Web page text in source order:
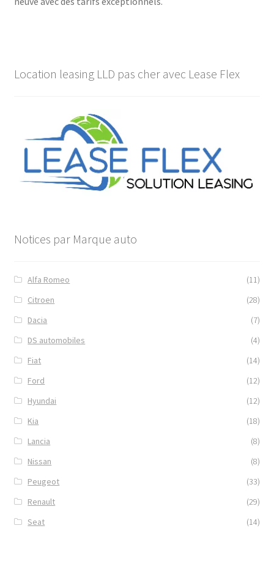
Location leasing LLD pas cher avec Lease Flex
Notices par Marque auto
Alfa Romeo
(11)
Citroen
(28)
Dacia
(7)
DS automobiles
(4)
Fiat
(14)
Ford
(12)
Hyundai
(12)
Kia
(18)
Lancia
(8)
Nissan
(8)
Peugeot
(33)
Renault
(29)
Seat
(14)